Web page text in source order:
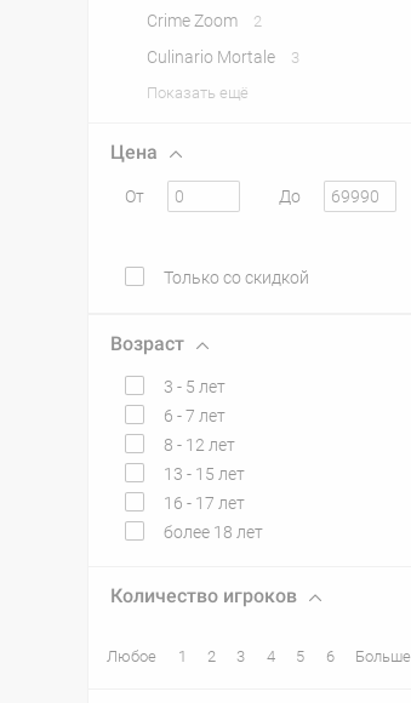
Crime Zoom 2
Culinario Mortale
3
Показать ещё
Цена
От До
Только со скидкой
Возраст
3 - 5 лет
6 - 7 лет
8 - 12 лет
13 - 15 лет
16 - 17 лет
более 18 лет
Количество игроков
Любое 1 2 3 4 5 6 Больше